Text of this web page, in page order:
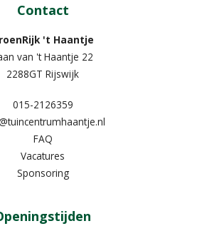
Contact
't Haantje
van 't Haantje 22
2288GT Rijswijk
015-2126359
FAQ
Vacatures
Sponsoring